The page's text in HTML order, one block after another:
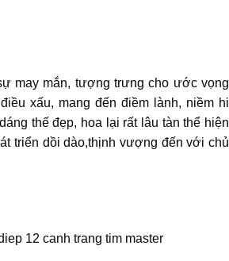
may mắn, tượng trưng cho ước vọng
xấu, mang đến điềm lành, niềm hi
thế đẹp, hoa lại rất lâu tàn thể hiện
triển dồi dào,thịnh vượng đến với chủ